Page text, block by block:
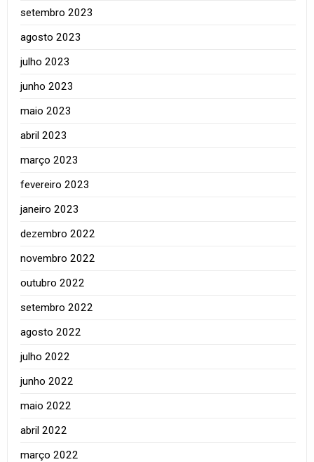
setembro 2023
agosto 2023
julho 2023
junho 2023
maio 2023
abril 2023
março 2023
fevereiro 2023
janeiro 2023
dezembro 2022
novembro 2022
outubro 2022
setembro 2022
agosto 2022
julho 2022
junho 2022
maio 2022
abril 2022
março 2022